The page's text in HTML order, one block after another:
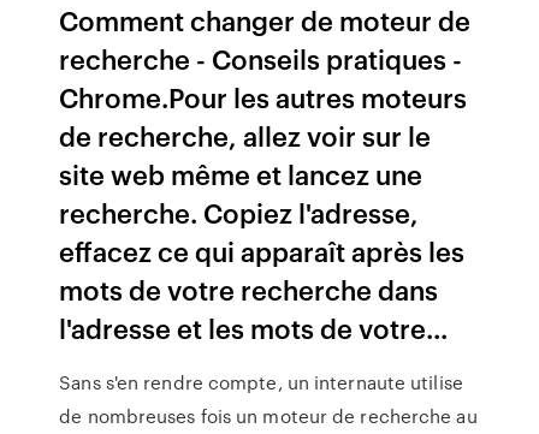
Comment changer de moteur de
recherche - Conseils pratiques -
Chrome.Pour les autres moteurs
de recherche, allez voir sur le
site web même et lancez une
recherche. Copiez l'adresse,
effacez ce qui apparaît après les
mots de votre recherche dans
l'adresse et les mots de votre...
Sans s'en rendre compte, un internaute utilise
de nombreuses fois un moteur de recherche au